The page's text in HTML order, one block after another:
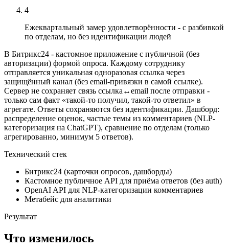
4
Ежеквартальный замер удовлетворённости - с разбивкой
по отделам, но без идентификации людей
В Битрикс24 - кастомное приложение с публичной (без
авторизации) формой опроса. Каждому сотруднику
отправляется уникальная одноразовая ссылка через
защищённый канал (без email-привязки в самой ссылке).
Сервер не сохраняет связь ссылка↔email после отправки -
только сам факт «такой-то получил, такой-то ответил» в
агрегате. Ответы сохраняются без идентификации. Дашборд:
распределение оценок, частые темы из комментариев (NLP-
категоризация на ChatGPT), сравнение по отделам (только
агрегированно, минимум 5 ответов).
Технический стек
Битрикс24 (карточки опросов, дашборды)
Кастомное публичное API для приёма ответов (без auth)
OpenAI API для NLP-категоризации комментариев
Метабейс для аналитики
Результат
Что изменилось